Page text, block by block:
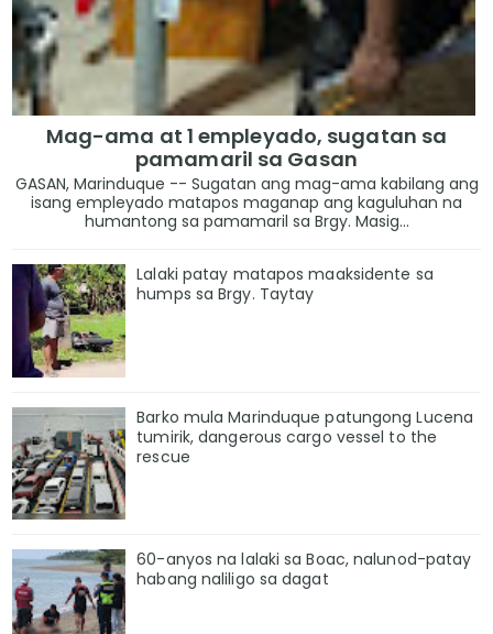
Mag-ama at 1 empleyado, sugatan sa
pamamaril sa Gasan
GASAN, Marinduque -- Sugatan ang mag-ama kabilang ang
isang empleyado matapos maganap ang kaguluhan na
humantong sa pamamaril sa Brgy. Masig...
Lalaki patay matapos maaksidente sa
humps sa Brgy. Taytay
Barko mula Marinduque patungong Lucena
tumirik, dangerous cargo vessel to the
rescue
60-anyos na lalaki sa Boac, nalunod-patay
habang naliligo sa dagat